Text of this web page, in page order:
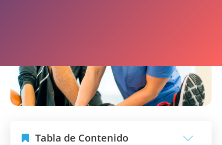
Tabla de Contenido